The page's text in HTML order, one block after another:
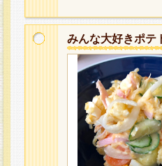
みんな大好きポテ